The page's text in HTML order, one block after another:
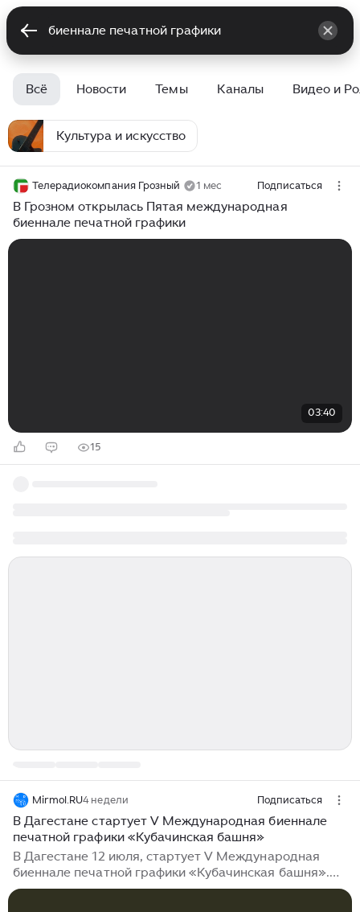
Всё Новости Темы Каналы Видео и
Культура и искусство
Телерадиокомпания Грозный 1 мес Подписаться
В Грозном открылась Пятая международная
биеннале печатной графики
03:40
15
Mirmol.RU4 недели Подписаться
В Дагестане стартует V Международная биеннале
печатной графики «Кубачинская башня»
В Дагестане 12 июля, стартует V Международная
биеннале печатной графики «Кубачинская башня».
Крупнейшее на Юге России мероприятие в области